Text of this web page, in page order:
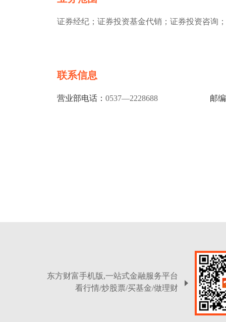
证券经纪；证券投资基金代销；证券投资咨询
联系信息
营业部电话： 0537—2228688 邮
东方财富手机版,一站式金融服务平台
看行情/炒股票/买基金/做理财